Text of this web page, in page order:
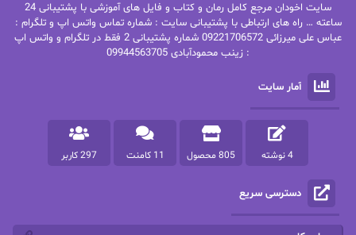
پاتریشیا ویلسون پرتو فرهمند
پرستو اسحقی
پرستو مهاجر
پرهام رسولی
پروانه قدیمی پروانه محمدی
پریسا شکور(طوفان خاموش)
سایت اخودان مرجع کامل رمان و کتاب و فایل های آموزشی با پشتیبانی 24
ساعته … راه های ارتباطی با پشتیبانی سایت : شماره تماس واتس اپ و تلگرام :
عباس علی میرزائی 09221706572 شماره پشتیبانی 2 فقط در تلگرام و واتس اپ
: زینب محمودآبادی 09944563705
آمار سایت
4 نوشته 805 محصول 11 کامنت 297 کاربر
دسترسی سریع